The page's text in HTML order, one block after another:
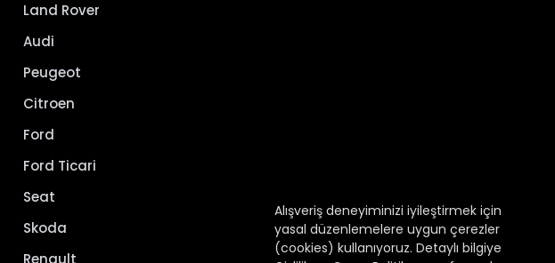
Alışveriş deneyiminizi iyileştirmek için
yasal düzenlemelere uygun çerezler
(cookies) kullanıyoruz. Detaylı bilgiye
Land Rover
Audi
Peugeot
Citroen
Ford
Ford Ticari
Seat
Skoda